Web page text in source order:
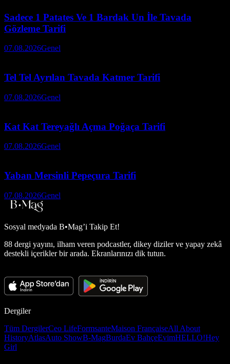
Sadece 1 Patates Ve 1 Bardak Un İle Tavada
Gözleme Tarifi
07.08.2026Genel
Tel Tel Ayrılan Tavada Katmer Tarifi
07.08.2026Genel
Kat Kat Tereyağlı Açma Poğaça Tarifi
07.08.2026Genel
Yaban Mersinli Pepeçura Tarifi
07.08.2026Genel
Sosyal medyada B•Mag’i Takip Et!
88 dergi yayını, ilham veren podcastler, dikey diziler ve yapay zekâ
destekli içerikler bir arada. Ekranlarınızı dik tutun.
Dergiler
Tüm DergilerCeo LifeFormsanteMaison FrançaiseAll About
HistoryAtlasAuto ShowB-MagBurdaEv BahçeEvimHELLO!Hey
Girl